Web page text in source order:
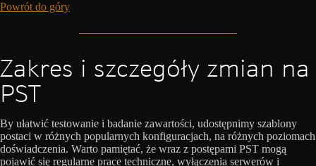
Powrót do góry
Zakres i szczegóły zmian na
PST
By ułatwić testowanie i badanie zawartości, udostępnimy szablony
postaci w różnych popularnych konfiguracjach, na różnych poziomach
doświadczenia. Warto pamiętać, że wraz z postępami PST mogą
pojawić się regularne prace techniczne, wyłączenia serwerów i